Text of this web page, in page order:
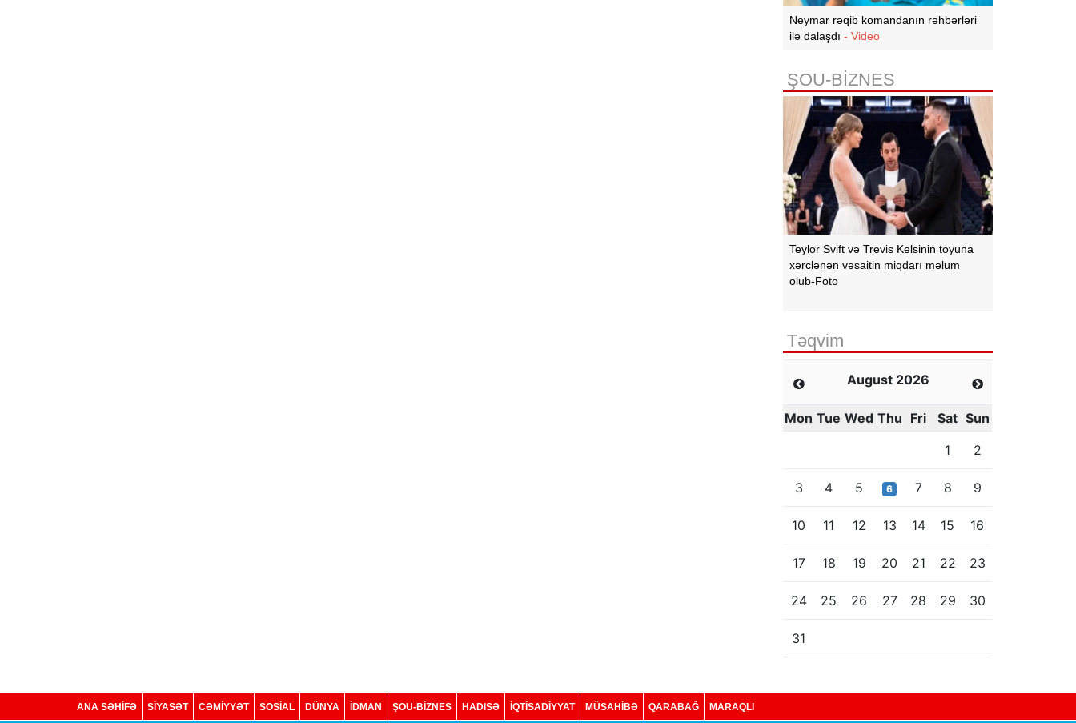
Neymar rəqib komandanın rəhbərləri
ilə dalaşdı- Video
ŞOU-BİZNES
Teylor Svift və Trevis Kelsinin toyuna
xərclənən vəsaitin miqdarı məlum
olub-Foto
Təqvim
August 2026
Mon Tue Wed Thu Fri Sat Sun
1
2
3 4 5 6 7 8 9
10 11 12 13 14 15 16
17 18 19 20 21 22 23
24 25 26 27 28 29 30
31
ANA SƏHİFƏ SİYASƏT CƏMİYYƏT SOSIAL DÜNYA İDMAN ŞOU-BİZNES HADISƏ İQTISADIYYAT MÜSAHİBƏ QARABAĞ MARAQLI